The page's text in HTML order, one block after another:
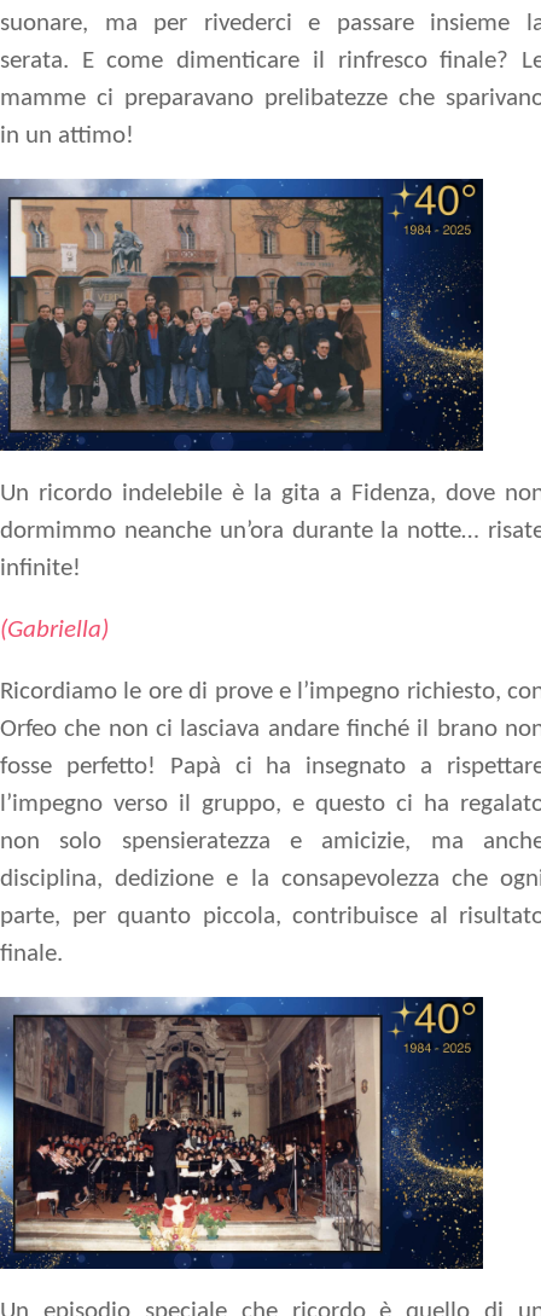
suonare, ma per rivederci e passare insieme
serata. E come dimenticare il rinfresco finale?
mamme ci preparavano prelibatezze che
in un attimo!
Un ricordo indelebile è la gita a Fidenza, dove
dormimmo neanche un’ora durante la notte…
infinite!
(Gabriella)
Ricordiamo le ore di prove e l’impegno richiesto,
Orfeo che non ci lasciava andare finché il brano
fosse perfetto! Papà ci ha insegnato a
l’impegno verso il gruppo, e questo ci ha
non solo spensieratezza e amicizie, ma
disciplina, dedizione e la consapevolezza che
parte, per quanto piccola, contribuisce al
finale.